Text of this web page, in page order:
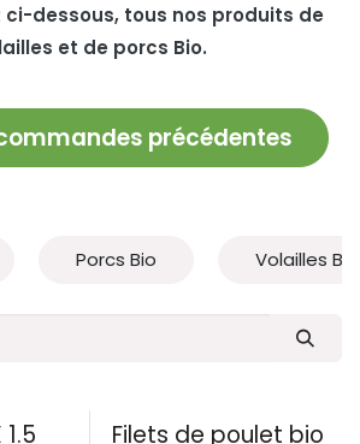
ci-dessous, tous nos produits de
et de porcs Bio.
précédentes
Porcs Bio Volailles Bio
Filets de poulet bio